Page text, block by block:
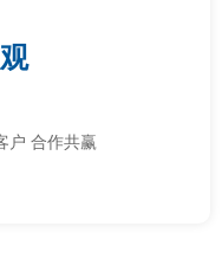
户 合作共赢